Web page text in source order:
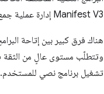
Manifest V3 إدارة عملية جمع نصوص البرامج الخاصة بالمستخدمين وتحديد وقت وكيفية إدخالها في صفحات الويب.
تشغيل برنامج نصي للمستخدم.